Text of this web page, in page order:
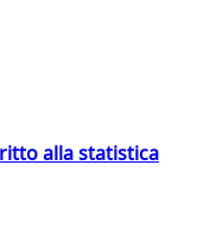
alla statistica